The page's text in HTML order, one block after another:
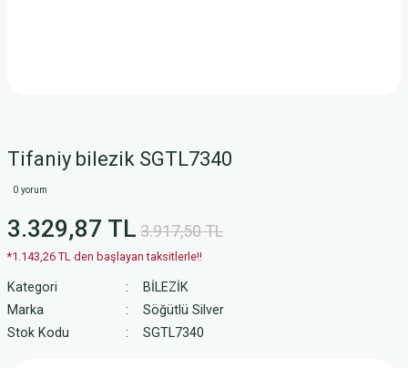
Tifaniy bilezik SGTL7340
0 yorum
3.329,87 TL 3.917,50 TL
*1.143,26 TL den başlayan taksitlerle!!
Kategori
BİLEZİK
Marka
Söğütlü Silver
Stok Kodu
SGTL7340